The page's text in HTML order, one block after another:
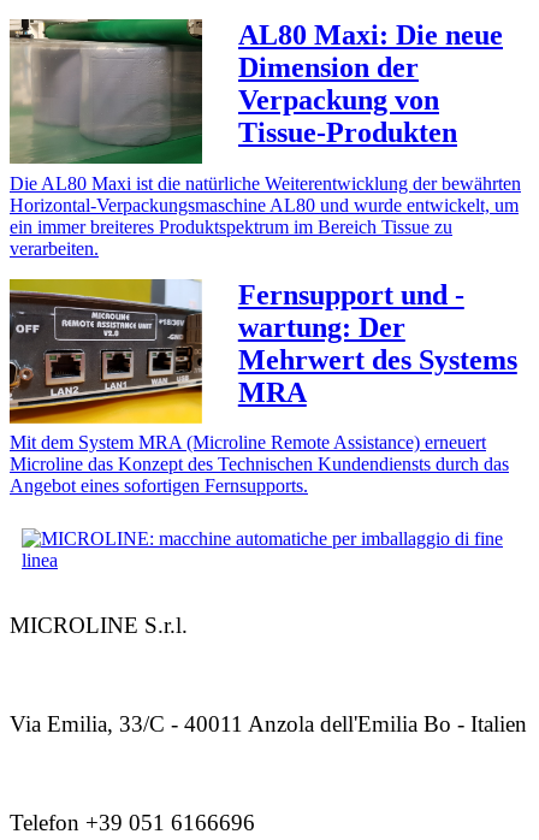
AL80 Maxi: Die neue
Dimension der
Verpackung von
Tissue-Produkten
Die AL80 Maxi ist die natürliche Weiterentwicklung der bewährten
Horizontal-Verpackungsmaschine AL80 und wurde entwickelt, um
ein immer breiteres Produktspektrum im Bereich Tissue zu
verarbeiten.
Fernsupport und -
wartung: Der
Mehrwert des Systems
MRA
Mit dem System MRA (Microline Remote Assistance) erneuert
Microline das Konzept des Technischen Kundendiensts durch das
Angebot eines sofortigen Fernsupports.
MICROLINE S.r.l.
Via Emilia, 33/C - 40011 Anzola dell'Emilia Bo - Italien
Telefon +39 051 6166696